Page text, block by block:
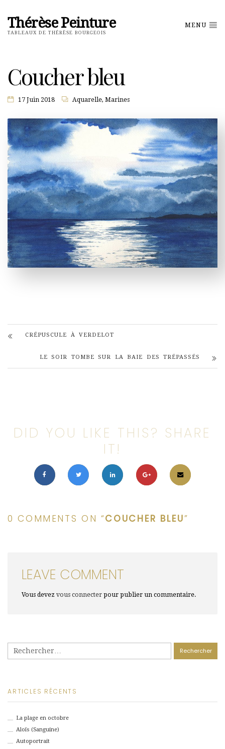
Thérèse Peinture
TABLEAUX DE THÉRÈSE BOURGEOIS
MENU
Coucher bleu
17 Juin 2018 Aquarelle, Marines
CRÉPUSCULE À VERDELOT
LE SOIR TOMBE SUR LA BAIE DES TRÉPASSÉS
DID YOU LIKE THIS? SHARE
IT!
0 COMMENTS ON “COUCHER BLEU”
LEAVE COMMENT
Vous devez vous connecter pour publier un commentaire.
ARTICLES RÉCENTS
La plage en octobre
Aloïs (Sanguine)
Autoportrait